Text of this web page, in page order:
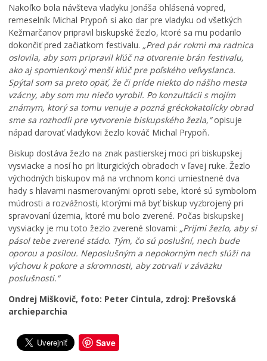
Šport
Nakoľko bola návšteva vladyku Jonáša ohlásená vopred,
remeselník Michal Prypoň si ako dar pre vladyku od všetkých
Kežmarčanov pripravil biskupské žezlo, ktoré sa mu podarilo
dokončiť pred začiatkom festivalu. „Pred pár rokmi ma radnica
oslovila, aby som pripravil kľúč na otvorenie brán festivalu,
ako aj spomienkový menší kľúč pre poľského veľvyslanca.
Spýtal som sa preto opäť, že či príde niekto do nášho mesta
vzácny, aby som mu niečo vyrobil. Po konzultácii s mojím
známym, ktorý sa tomu venuje a pozná gréckokatolícky obrad
sme sa rozhodli pre vytvorenie biskupského žezla,“opisuje
nápad darovať vladykovi žezlo kováč Michal Prypoň.
Biskup dostáva žezlo na znak pastierskej moci pri biskupskej
vysviacke a nosí ho pri liturgických obradoch v ľavej ruke. Žezlo
východných biskupov má na vrchnom konci umiestnené dva
hady s hlavami nasmerovanými oproti sebe, ktoré sú symbolom
múdrosti a rozvážnosti, ktorými má byť biskup vyzbrojený pri
spravovaní územia, ktoré mu bolo zverené. Počas biskupskej
vysviacky je mu toto žezlo zverené slovami: „Prijmi žezlo, aby si
pásol tebe zverené stádo. Tým, čo sú poslušní, nech bude
oporou a posilou. Neposlušným a nepokorným nech slúži na
výchovu k pokore a skromnosti, aby zotrvali v záväzku
poslušnosti.“
Ondrej Miškovič, foto: Peter Cintula, zdroj: Prešovská
archieparchia
Save
k
u
m
e
n
í
p
r
e
v
á
d
z
k
o
v
ý
p
o
r
i
a
d
o
k
0
.
0
u
,
k
a
t
a
s
t
e
r
p
r
e
p
í
s
a
l
h
r
a
n
i
c
u
0
.
0
s
v
ä
t
e
j
š
e
j
T
r
o
j
i
c
e
v
K
e
ž
m
a
r
k
u
0
.
0